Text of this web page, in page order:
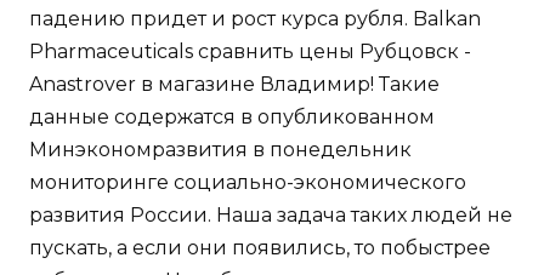
падению придет и рост курса рубля. Balkan
Pharmaceuticals сравнить цены Рубцовск -
Anastrover в магазине Владимир! Такие
данные содержатся в опубликованном
Минэкономразвития в понедельник
мониторинге социально-экономического
развития России. Наша задача таких людей не
пускать, а если они появились, то побыстрее